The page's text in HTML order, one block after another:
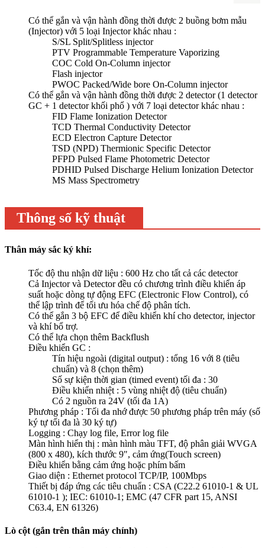
Có thể gắn và vận hành đồng thời được 2 buồng bơm mẫu
(Injector) với 5 loại Injector khác nhau :
S/SL Split/Splitless injector
PTV Programmable Temperature Vaporizing
COC Cold On-Column injector
Flash injector
PWOC Packed/Wide bore On-Column injector
Có thể gắn và vận hành đồng thời được 2 detector (1 detector
GC + 1 detector khối phổ ) với 7 loại detector khác nhau :
FID Flame Ionization Detector
TCD Thermal Conductivity Detector
ECD Electron Capture Detector
TSD (NPD) Thermionic Specific Detector
PFPD Pulsed Flame Photometric Detector
PDHID Pulsed Discharge Helium Ionization Detector
MS Mass Spectrometry
Thông số kỹ thuật
Thân máy sắc ký khí:
Tốc độ thu nhận dữ liệu : 600 Hz cho tất cả các detector
Cả Injector và Detector đều có chương trình điều khiển áp
suất hoặc dòng tự động EFC (Electronic Flow Control), có
thể lập trình để tối ưu hóa chế độ phân tích.
Có thể gắn 3 bộ EFC để điều khiển khí cho detector, injector
và khí bổ trợ.
Có thể lựa chọn thêm Backflush
Điều khiển GC :
Tín hiệu ngoài (digital output) : tổng 16 với 8 (tiêu
chuẩn) và 8 (chọn thêm)
Số sự kiện thời gian (timed event) tối đa : 30
Điều khiển nhiệt : 5 vùng nhiệt độ (tiêu chuẩn)
Có 2 nguồn ra 24V (tối đa 1A)
Phương pháp : Tối đa nhớ được 50 phương pháp trên máy (số
ký tự tối đa là 30 ký tự)
Logging : Chạy log file, Error log file
Màn hình hiển thị : màn hình màu TFT, độ phân giải WVGA
(800 x 480), kích thước 9", cảm ứng(Touch screen)
Điều khiển bằng cảm ứng hoặc phím bấm
Giao diện : Ethernet protocol TCP/IP, 100Mbps
Thiết bị đáp ứng các tiêu chuẩn : CSA (C22.2 61010-1 & UL
61010-1 ); IEC: 61010-1; EMC (47 CFR part 15, ANSI
C63.4, EN 61326)
Lò cột (gắn trên thân máy chính)